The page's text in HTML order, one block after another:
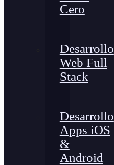
Cero
Desarrollo
Web Full
Stack
Desarrollo
Apps iOS
&
Android